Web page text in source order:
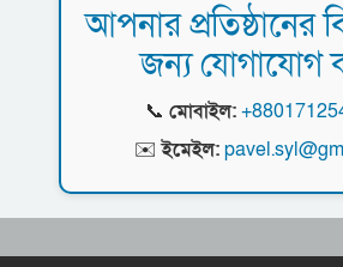
আগামী ৫ দিন বৃষ্টির আভাস
কর্মসূচি পালন
সিলেটে সড়ক দু*র্ঘ*ট*নায়
নর্থ ইস্ট ইউনিভার্সিটিতে
সিকৃবি’তে জুলাই গণ-
আপনার প্রতিষ্ঠানের
জন্য যোগাযোগ
📞 মোবাইল:
✉️ইমেইল: